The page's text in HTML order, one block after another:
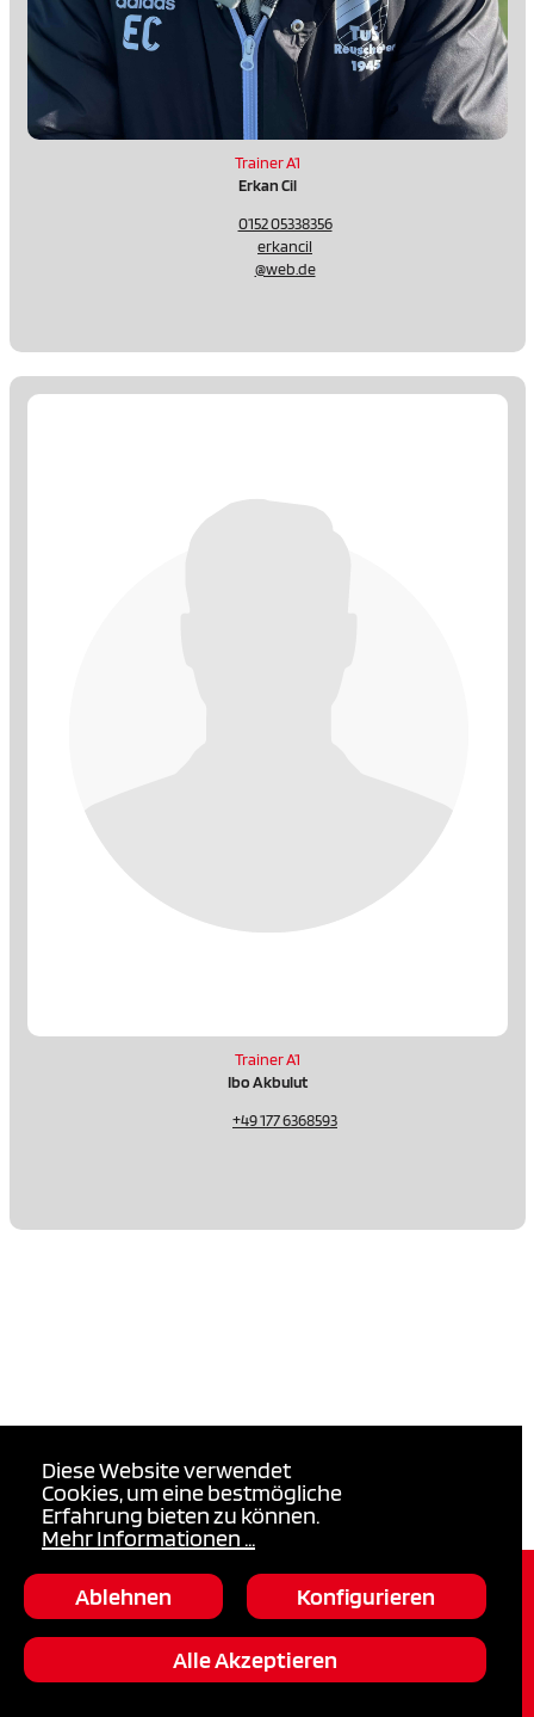
Trainer A1
Erkan Cil
0152 05338356
erkancil
@web.de
Trainer A1
Ibo Akbulut
+49 177 6368593
Login
Kontakt
Impressum
Diese Website verwendet
Cookies, um eine bestmögliche
Erfahrung bieten zu können.
Mehr Informationen ...
Ablehnen Konfigurieren
Alle Akzeptieren